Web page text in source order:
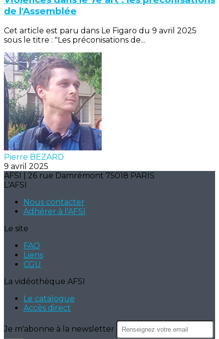
de l'Assemblée
Cet article est paru dans Le Figaro du 9 avril 2025
sous le titre : "Les préconisations de...
Pierre BEZARD
9 avril 2025
AFSI | 26 rue Damrémont 75018 PARIS
L'AFSI
Nous contacter
Adhérer à l'AFSI
Le site
FAQ
Liens
CGU
La vidéothèque AFSI
Le catalogue
Accès direct
Je m'abonne à la newsletter